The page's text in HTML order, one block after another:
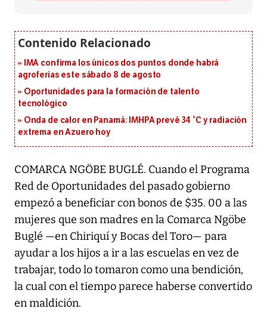
IMA confirma los únicos dos puntos donde habrá
agroferias este sábado 8 de agosto
Oportunidades para la formación de talento
tecnológico
Onda de calor en Panamá: IMHPA prevé 34 °C y radiación
extrema en Azuero hoy
COMARCA NGÖBE BUGLÉ. Cuando el Programa
Red de Oportunidades del pasado gobierno
empezó a beneficiar con bonos de $35. 00 a las
mujeres que son madres en la Comarca Ngöbe
Buglé —en Chiriquí y Bocas del Toro— para
ayudar a los hijos a ir a las escuelas en vez de
trabajar, todo lo tomaron como una bendición,
la cual con el tiempo parece haberse convertido
en maldición.